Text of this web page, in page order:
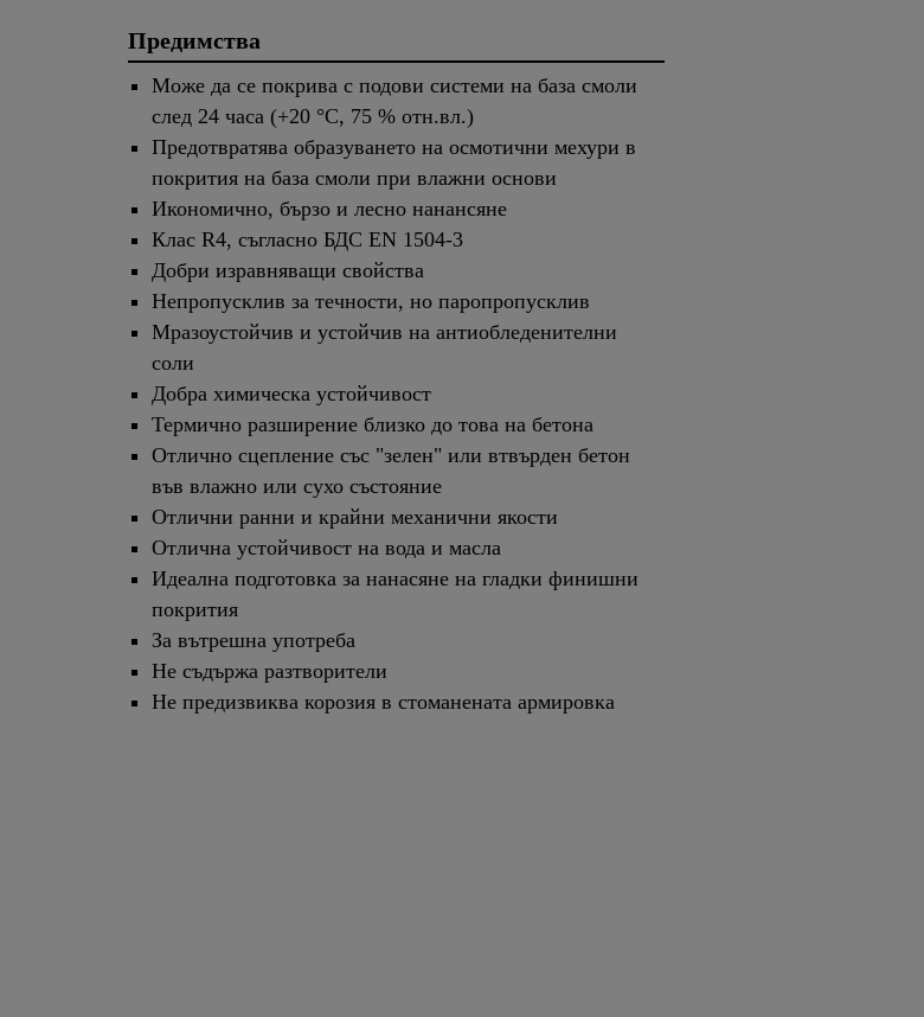
Предимства
Може да се покрива с подови системи на база смоли
след 24 часа (+20 °C, 75 % отн.вл.)
Предотвратява образуването на осмотични мехури в
покрития на база смоли при влажни основи
Икономично, бързо и лесно нанансяне
Клас R4, съгласно БДС EN 1504-3
Добри изравняващи свойства
Непропусклив за течности, но паропропусклив
Мразоустойчив и устойчив на антиобледенителни
соли
Добра химическа устойчивост
Термично разширение близко до това на бетона
Отлично сцепление със "зелен" или втвърден бетон
във влажно или сухо състояние
Отлични ранни и крайни механични якости
Отлична устойчивост на вода и масла
Идеална подготовка за нанасяне на гладки финишни
покрития
За вътрешна употреба
Не съдържа разтворители
Не предизвиква корозия в стоманената армировка